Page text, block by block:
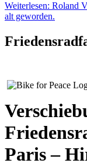
Weiterlesen: Roland
alt geworden.
Paris –